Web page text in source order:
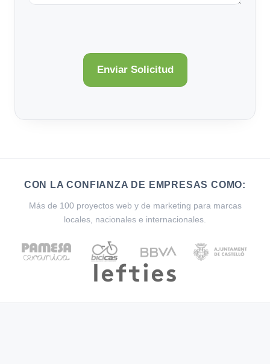
CON LA CONFIANZA DE EMPRESAS COMO:
Más de 100 proyectos web y de marketing para marcas
locales, nacionales e internacionales.